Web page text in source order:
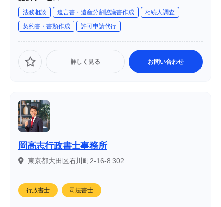
法務相談 遺言書・遺産分割協議書作成
相続人調査
契約書・書類作成
許可申請代行
詳しく見る お問い合わせ
岡高志行政書士事務所
東京都大田区石川町2-16-8 302
行政書士 司法書士